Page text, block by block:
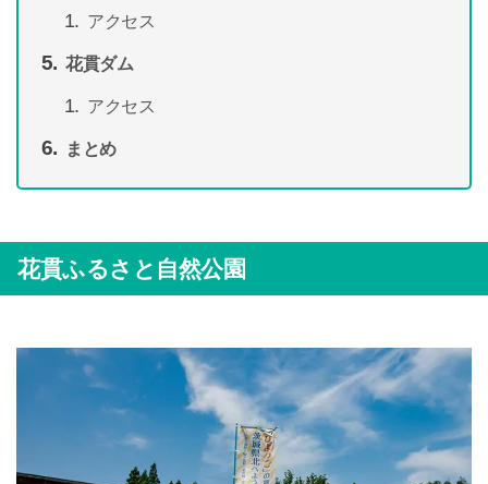
アクセス
花貫ダム
アクセス
まとめ
花貫ふるさと自然公園